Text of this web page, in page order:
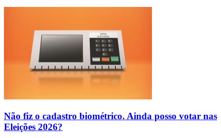
Não fiz o cadastro biométrico. Ainda posso votar nas
Eleições 2026?